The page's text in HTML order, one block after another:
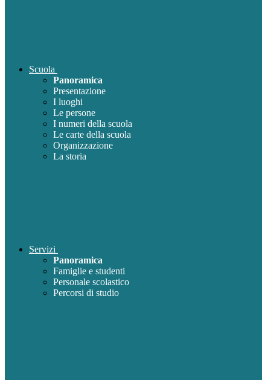
Scuola
Panoramica
Presentazione
I luoghi
Le persone
I numeri della scuola
Le carte della scuola
Organizzazione
La storia
Servizi
Panoramica
Famiglie e studenti
Personale scolastico
Percorsi di studio